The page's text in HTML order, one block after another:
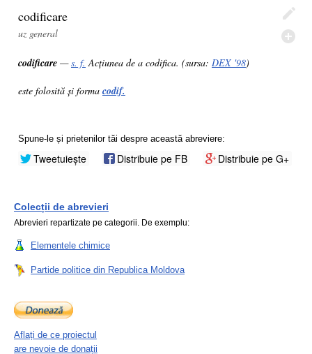
codificare
uz general
codificare —s. f. Acțiunea de a codifica. (sursa: DEX '98)
este folosită și forma codif.
Spune-le și prietenilor tăi despre această abreviere:
Tweetuiește Distribuie pe FB Distribuie pe G+
Colecții de abrevieri
Abrevieri repartizate pe categorii. De exemplu:
Elementele chimice
Partide politice din Republica Moldova
Aflați de ce proiectul
are nevoie de donații